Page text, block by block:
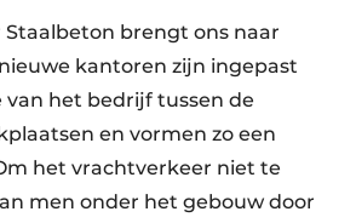
brengt ons naar
kantoren zijn ingepast
van het bedrijf tussen de
en vormen zo een
het vrachtverkeer niet te
men onder het gebouw door